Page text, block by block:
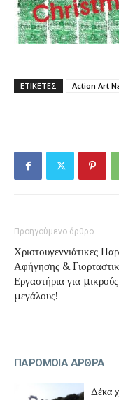
ΕΤΙΚΕΤΕΣ Αction Art
Προηγούμενο άρθρο
Χριστουγεννιάτικες
Αφήγησης &
Εργαστήρια για
μεγάλους!
ΠΑΡΟΜΟΙΑ ΑΡΘΡΑ
Δέκα